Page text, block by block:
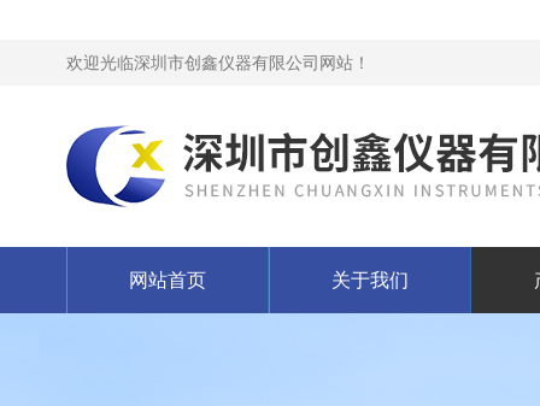
欢迎光临深圳市创鑫仪器有限公司网站！
网站首页 关于我们